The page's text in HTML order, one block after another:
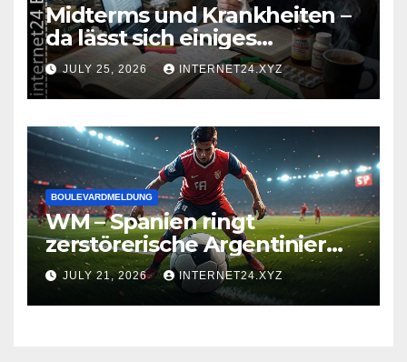
Midterms und Krankheiten –
da lässt sich einiges
zusammenbrauen!
JULY 25, 2026 INTERNET24.XYZ
BOULEVARDMELDUNG
WM – Spanien ringt
zerstörerische Argentinier
nieder
JULY 21, 2026 INTERNET24.XYZ